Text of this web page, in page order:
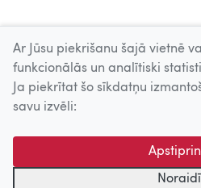
© 2026 Nacionālais Kino centrs,
centrs. Sadarbības partneris:
kinofotofonodokumentu arhīvs.
Ar Jūsu piekrišanu šajā vietnē
funkcionālās un analītiski
Ja piekrītat šo sīkdatņu
savu izvēli: